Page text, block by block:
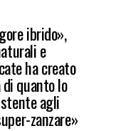
ibrido»,
e
ha creato
quanto lo
agli
zanzare»